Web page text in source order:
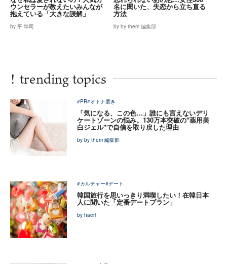
ウンセラーが教えたいみんなが
抱えている「大きな誤解」
by 平 準司
名に聞いた、失恋から立ち直る
方法
by by them 編集部
! trending topics
#PR#オトナ磨き
「気になる、この色…」誰にも言えないデリ
ケートゾーンの悩み。130万本突破の"薬用美
白ジェル"で自信を取り戻した理由
by by them 編集部
#カルチャー#デート
韓国旅行を思いっきり満喫したい！在韓日本
人に聞いた「定番デートプラン」
by haeri